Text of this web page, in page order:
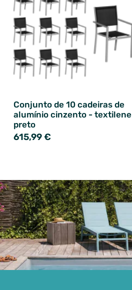
Conjunto de 10 cadeiras de
alumínio cinzento - textilene
preto
615,99 €